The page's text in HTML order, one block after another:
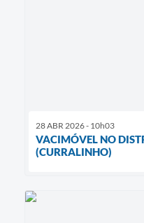
28 ABR 2026 - 10h03
VACIMÓVEL NO
(CURRALINHO)